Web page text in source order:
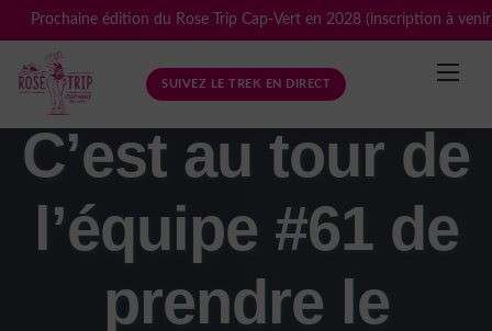
Prochaine édition du Rose Trip Cap-Vert en 2028 (inscription à
content
SUIVEZ LE TREK EN DIRECT
C’est au tour de
l’équipe #61 de
prendre le